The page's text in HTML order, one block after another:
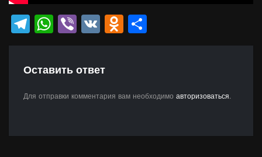
Telegram
WhatsApp
Viber
VK Odnoklassniki
Оставить ответ
Для отправки комментария вам необходимо авторизоваться.